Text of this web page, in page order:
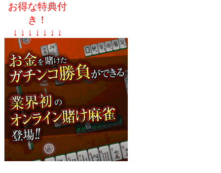
お得な特典付
き！
↓ ↓ ↓ ↓ ↓ ↓ ↓